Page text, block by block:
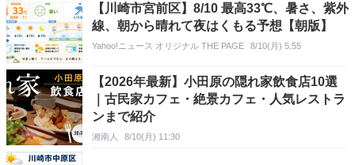
【川崎市宮前区】8/10 最高33℃、暑さ、紫外
線、朝から晴れて夜はくもる予想【朝版】
Yahoo!ニュース オリジナル THE PAGE 8/10(月) 5:55
【2026年最新】小田原の隠れ家飲食店10選
｜古民家カフェ・絶景カフェ・人気レストラ
ンまで紹介
湘南人 8/10(月) 11:30